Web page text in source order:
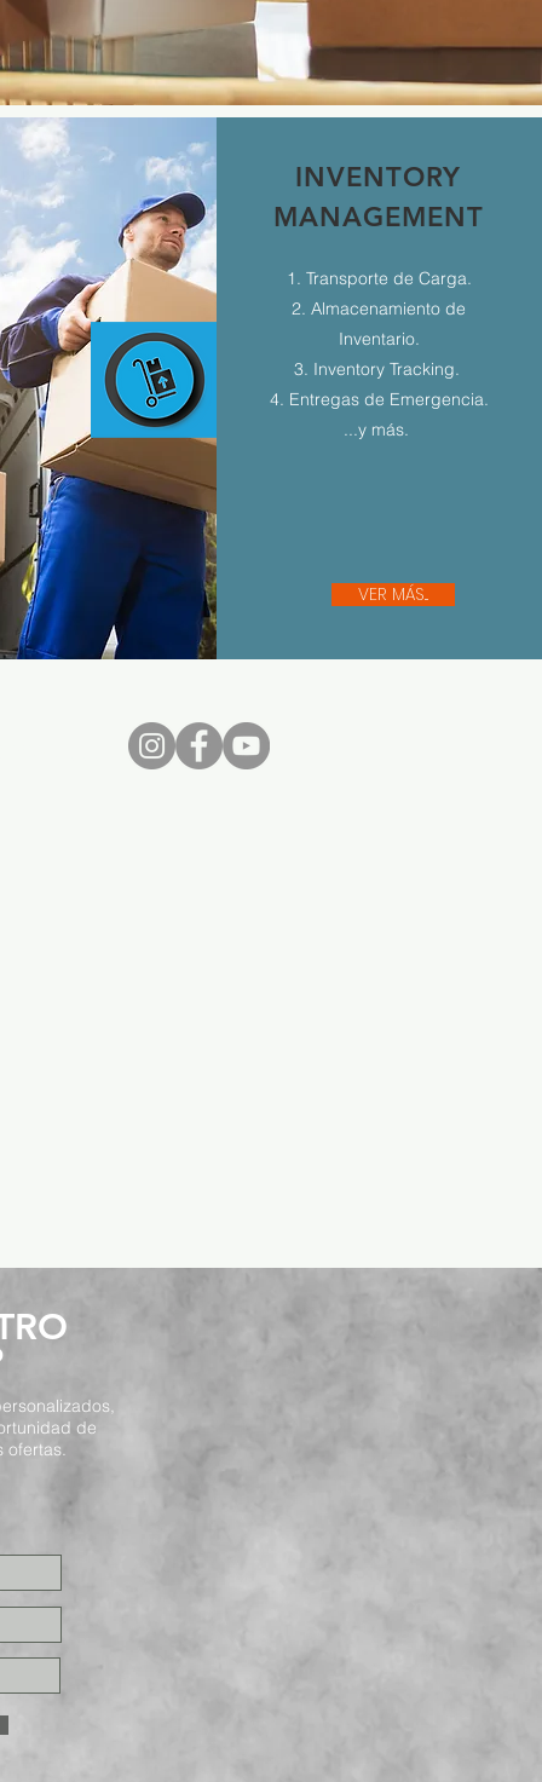
INVENTORY
MANAGEMENT
1. Transporte de Carga.
2. Almacenamiento de
Inventario.
3. Inventory Tracking.
4. Entregas de Emergencia.
...y más.
VER MÁS...
de
ofertas.